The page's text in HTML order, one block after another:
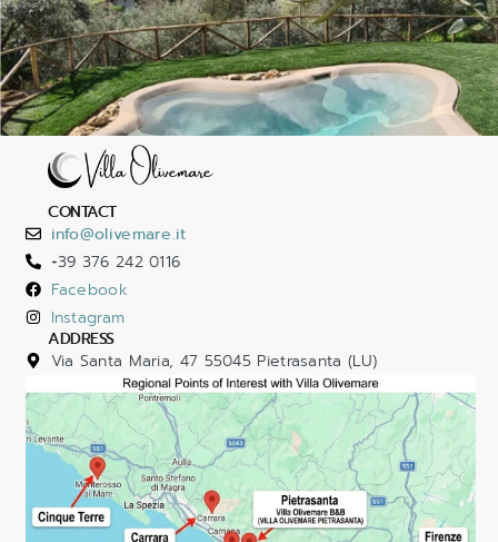
CONTACT
info@olivemare.it
+39 376 242 0116
Facebook
Instagram
ADDRESS
Via Santa Maria, 47 55045 Pietrasanta (LU)